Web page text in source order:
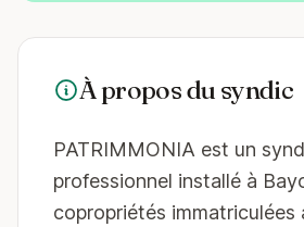
À propos du syndic
PATRIMMONIA est un
professionnel installé à
copropriétés immatriculées